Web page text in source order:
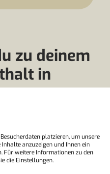
zu deinem
in
per Flug. Teneriffa
Flughäfen:
Nord (TFN).
aus vielen
platzieren, um unsere
anzuzeigen und Ihnen ein
Für weitere Informationen zu den
die Einstellungen.